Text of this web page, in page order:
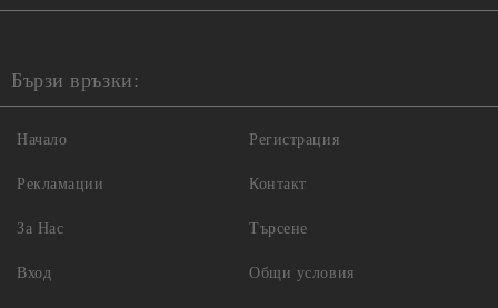
Бързи връзки:
Начало
Рекламации
За Нас
Вход
Регистрация
Контакт
Търсене
Общи условия